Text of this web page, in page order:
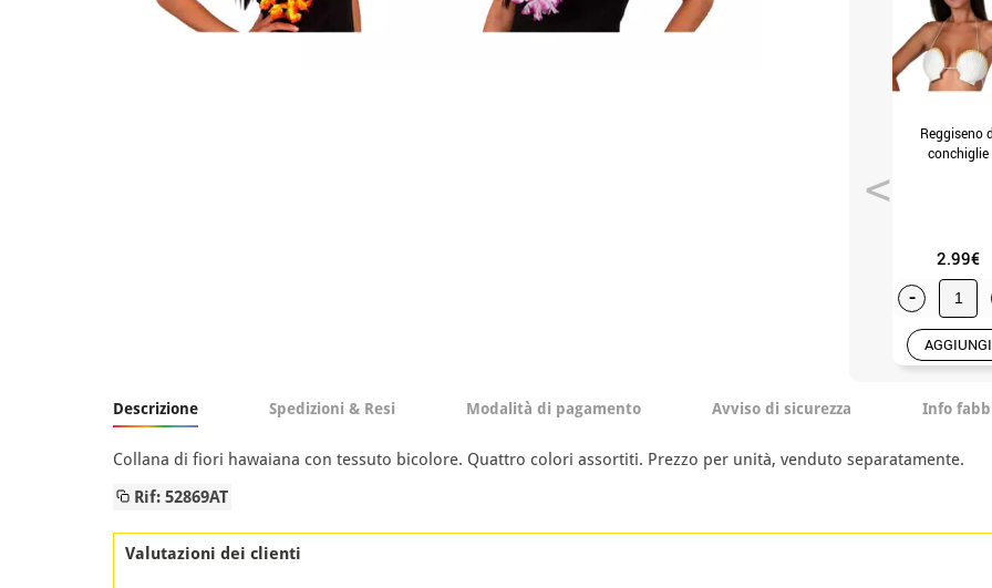
Reggiseno
conchiglie
2.99€
-
AGGIUNGI
Descrizione Spedizioni & Resi Modalità di pagamento Avviso di sicurezza Info
Collana di fiori hawaiana con tessuto bicolore. Quattro colori assortiti. Prezzo per unità, venduto separatamente.
Rif: 52869AT
Valutazioni dei clienti